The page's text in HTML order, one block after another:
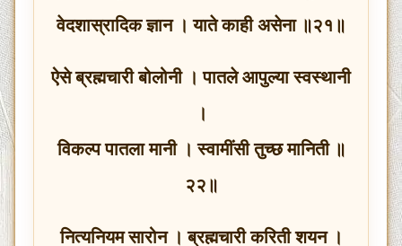
वेदशास्रादिक ज्ञान । याते काही असेना ॥२१॥
ऐसे ब्रह्मचारी बोलोनी । पातले आपुल्या स्वस्थानी
।
विकल्प पातला मानी । स्वामींसी तुच्छ मानिती ॥
२२॥
नित्यनियम सारोन । ब्रह्मचारी करिती शयन ।